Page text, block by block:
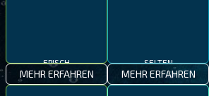
MEHR ERFAHREN MEHR ERFAHREN